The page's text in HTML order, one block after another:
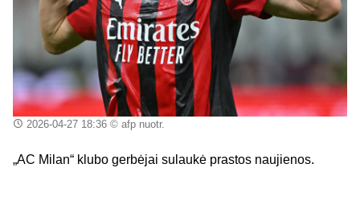
2026-04-27 18:36© afp nuotr.
„AC Milan“ klubo gerbėjai sulaukė prastos naujienos.